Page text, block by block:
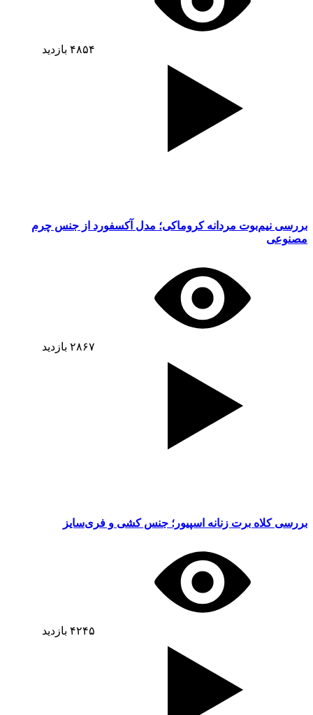
۴۸۵۴ بازدید
بررسی نیم‌بوت مردانه کروماکی؛ مدل آکسفورد از جنس چرم
مصنوعی
۲۸۶۷ بازدید
بررسی کلاه برت زنانه اسپیور؛ جنس کشی و فری‌سایز
۴۲۴۵ بازدید